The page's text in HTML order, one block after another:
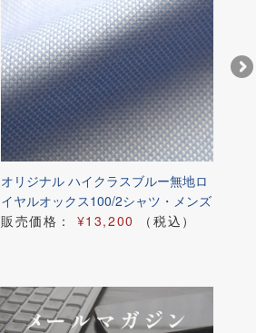
オリジナル ハイクラスブルー無地ロ
イヤルオックス100/2シャツ・メンズ
販売価格： ¥13,200 （税込）